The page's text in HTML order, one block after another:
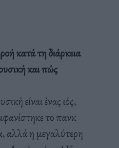
κατά τη διάρκεια
και πώς
είναι ένας ιός,
το πανκ
αλλά η μεγαλύτερη